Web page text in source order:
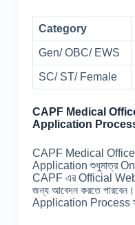
Category
Gen/ OBC/ EWS
SC/ ST/ Female
CAPF Medical
Application
CAPF Medical
Application শুধুমাত্র
CAPF এর Official
জন্য আবেদন করতে
Application Process